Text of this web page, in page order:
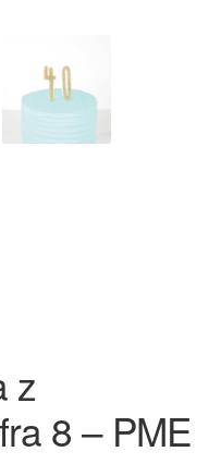
z
8 – PME